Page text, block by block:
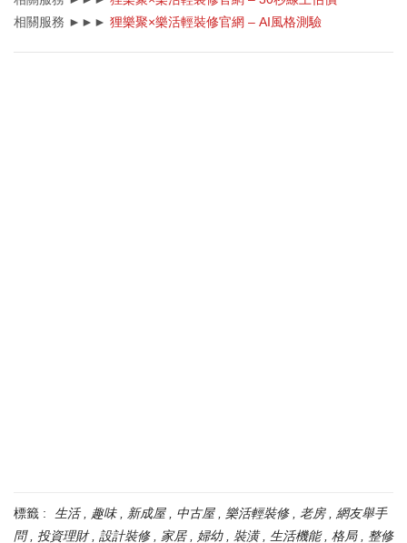
相關服務 ►►► 狸樂聚×樂活輕裝修官網 – AI風格測驗
標籤 : 生活 趣味 新成屋 中古屋 樂活輕裝修 老房
網友舉手
問
投資理財 設計裝修 家居 婦幼 裝潢 生活機能 格局 整修